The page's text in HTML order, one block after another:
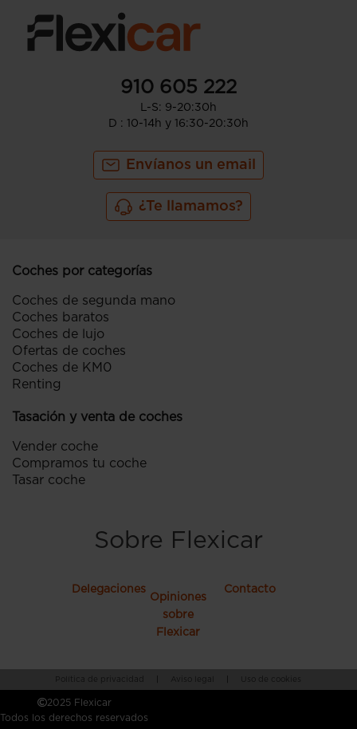
910 605 222
L-S: 9-20:30h
D : 10-14h y 16:30-20:30h
Envíanos un email
¿Te llamamos?
Coches por categorías
Coches de segunda mano
Coches baratos
Coches de lujo
Ofertas de coches
Coches de KM0
Renting
Tasación y venta de coches
Vender coche
Compramos tu coche
Tasar coche
Sobre Flexicar
Delegaciones
Opiniones
sobre
Flexicar
Contacto
Política de privacidad Aviso legal
2025 Flexicar
Todos los derechos reservados